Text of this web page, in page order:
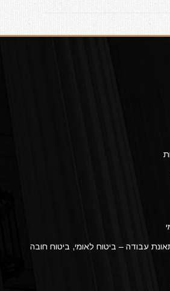
עבודה – ביטוח לאומי, ביטוח חובה